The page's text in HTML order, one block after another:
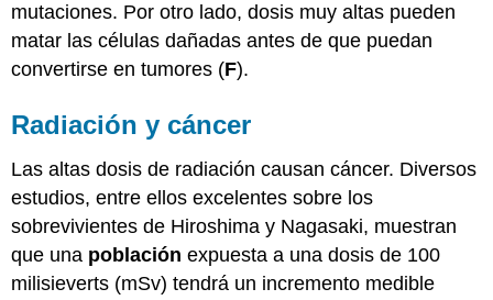
mutaciones. Por otro lado, dosis muy altas pueden
matar las células dañadas antes de que puedan
convertirse en tumores (F).
Radiación y cáncer
Las altas dosis de radiación causan cáncer. Diversos
estudios, entre ellos excelentes sobre los
sobrevivientes de Hiroshima y Nagasaki, muestran
que una población expuesta a una dosis de 100
milisieverts (mSv) tendrá un incremento medible